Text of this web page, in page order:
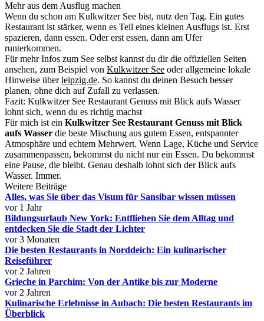
Mehr aus dem Ausflug machen
Wenn du schon am Kulkwitzer See bist, nutz den Tag. Ein gutes
Restaurant ist stärker, wenn es Teil eines kleinen Ausflugs ist. Erst
spazieren, dann essen. Oder erst essen, dann am Ufer
runterkommen.
Für mehr Infos zum See selbst kannst du dir die offiziellen Seiten
ansehen, zum Beispiel von Kulkwitzer See oder allgemeine lokale
Hinweise überleipzig.de. So kannst du deinen Besuch besser
planen, ohne dich auf Zufall zu verlassen.
Fazit: Kulkwitzer See Restaurant Genuss mit Blick aufs Wasser
lohnt sich, wenn du es richtig machst
Für mich ist ein Kulkwitzer See Restaurant Genuss mit Blick
aufs Wasser die beste Mischung aus gutem Essen, entspannter
Atmosphäre und echtem Mehrwert. Wenn Lage, Küche und Service
zusammenpassen, bekommst du nicht nur ein Essen. Du bekommst
eine Pause, die bleibt. Genau deshalb lohnt sich der Blick aufs
Wasser. Immer.
Weitere Beiträge
Alles, was Sie über das Visum für Sansibar wissen müssen
vor 1 Jahr
Bildungsurlaub New York: Entfliehen Sie dem Alltag und
entdecken Sie die Stadt der Lichter
vor 3 Monaten
Die besten Restaurants in Norddeich: Ein kulinarischer
Reiseführer
vor 2 Jahren
Grieche in Parchim: Von der Antike bis zur Moderne
vor 2 Jahren
Kulinarische Erlebnisse in Aubach: Die besten Restaurants im
Überblick